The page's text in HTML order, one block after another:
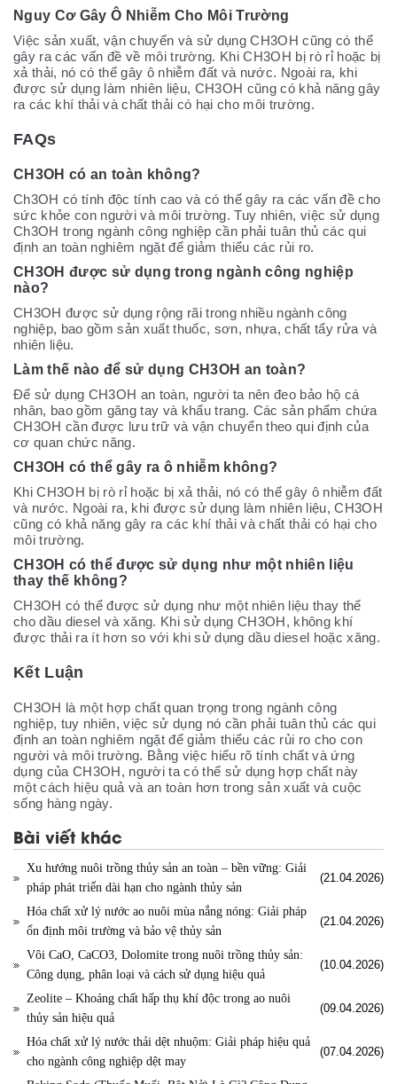
Nguy Cơ Gây Ô Nhiễm Cho Môi Trường
Việc sản xuất, vận chuyển và sử dụng CH3OH cũng có thể
gây ra các vấn đề về môi trường. Khi CH3OH bị rò rỉ hoặc bị
xả thải, nó có thể gây ô nhiễm đất và nước. Ngoài ra, khi
được sử dụng làm nhiên liệu, CH3OH cũng có khả năng gây
ra các khí thải và chất thải có hại cho môi trường.
FAQs
CH3OH có an toàn không?
Ch3OH có tính độc tính cao và có thể gây ra các vấn đề cho
sức khỏe con người và môi trường. Tuy nhiên, việc sử dụng
Ch3OH trong ngành công nghiệp cần phải tuân thủ các qui
định an toàn nghiêm ngặt để giảm thiểu các rủi ro.
CH3OH được sử dụng trong ngành công nghiệp
nào?
CH3OH được sử dụng rộng rãi trong nhiều ngành công
nghiệp, bao gồm sản xuất thuốc, sơn, nhựa, chất tẩy rửa và
nhiên liệu.
Làm thế nào để sử dụng CH3OH an toàn?
Để sử dụng CH3OH an toàn, người ta nên đeo bảo hộ cá
nhân, bao gồm găng tay và khẩu trang. Các sản phẩm chứa
CH3OH cần được lưu trữ và vận chuyển theo qui định của
cơ quan chức năng.
CH3OH có thể gây ra ô nhiễm không?
Khi CH3OH bị rò rỉ hoặc bị xả thải, nó có thể gây ô nhiễm đất
và nước. Ngoài ra, khi được sử dụng làm nhiên liệu, CH3OH
cũng có khả năng gây ra các khí thải và chất thải có hại cho
môi trường.
CH3OH có thể được sử dụng như một nhiên liệu
thay thế không?
CH3OH có thể được sử dụng như một nhiên liệu thay thế
cho dầu diesel và xăng. Khi sử dụng CH3OH, không khí
được thải ra ít hơn so với khi sử dụng dầu diesel hoặc xăng.
Kết Luận
CH3OH là một hợp chất quan trọng trong ngành công
nghiệp, tuy nhiên, việc sử dụng nó cần phải tuân thủ các qui
định an toàn nghiêm ngặt để giảm thiểu các rủi ro cho con
người và môi trường. Bằng việc hiểu rõ tính chất và ứng
dụng của CH3OH, người ta có thể sử dụng hợp chất này
một cách hiệu quả và an toàn hơn trong sản xuất và cuộc
sống hàng ngày.
Bài viết khác
Xu hướng nuôi trồng thủy sản an toàn – bền vững: Giải
pháp phát triển dài hạn cho ngành thủy sản
(21.04.2026)
Hóa chất xử lý nước ao nuôi mùa nắng nóng: Giải pháp
ổn định môi trường và bảo vệ thủy sản
(21.04.2026)
Vôi CaO, CaCO3, Dolomite trong nuôi trồng thủy sản:
Công dụng, phân loại và cách sử dụng hiệu quả
(10.04.2026)
Zeolite – Khoáng chất hấp thụ khí độc trong ao nuôi
thủy sản hiệu quả
(09.04.2026)
Hóa chất xử lý nước thải dệt nhuộm: Giải pháp hiệu quả
cho ngành công nghiệp dệt may
(07.04.2026)